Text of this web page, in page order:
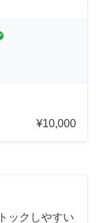
¥10,000
ックしやすい